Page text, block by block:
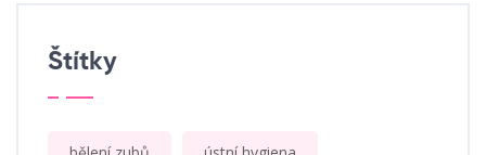
Štítky